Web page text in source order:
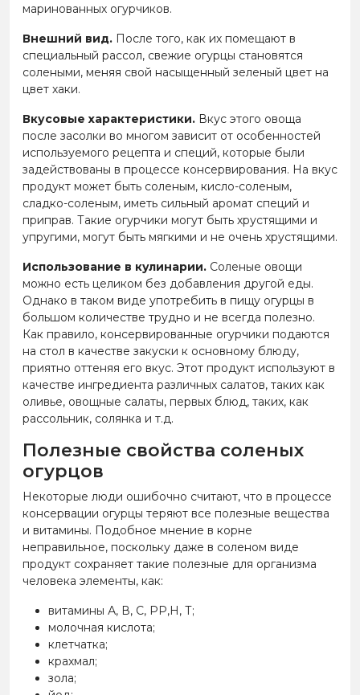
маринованных огурчиков.
Внешний вид. После того, как их помещают в
специальный рассол, свежие огурцы становятся
солеными, меняя свой насыщенный зеленый цвет на
цвет хаки.
Вкусовые характеристики. Вкус этого овоща
после засолки во многом зависит от особенностей
используемого рецепта и специй, которые были
задействованы в процессе консервирования. На вкус
продукт может быть соленым, кисло-соленым,
сладко-соленым, иметь сильный аромат специй и
приправ. Такие огурчики могут быть хрустящими и
упругими, могут быть мягкими и не очень хрустящими.
Использование в кулинарии. Соленые овощи
можно есть целиком без добавления другой еды.
Однако в таком виде употребить в пищу огурцы в
большом количестве трудно и не всегда полезно.
Как правило, консервированные огурчики подаются
на стол в качестве закуски к основному блюду,
приятно оттеняя его вкус. Этот продукт используют в
качестве ингредиента различных салатов, таких как
оливье, овощные салаты, первых блюд, таких, как
рассольник, солянка и т.д.
Полезные свойства соленых
огурцов
Некоторые люди ошибочно считают, что в процессе
консервации огурцы теряют все полезные вещества
и витамины. Подобное мнение в корне
неправильное, поскольку даже в соленом виде
продукт сохраняет такие полезные для организма
человека элементы, как:
витамины А, В, С, РР,Н, Т;
молочная кислота;
клетчатка;
крахмал;
зола;